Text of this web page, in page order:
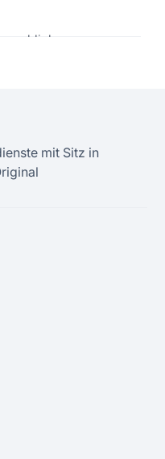
für Taiwan,
traditionelle
verwenden,
China,
Aspekts von
richtigen
werden können.
mit Sitz in